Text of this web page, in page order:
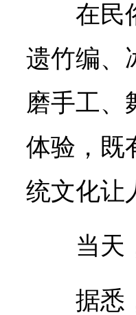
在民
遗竹编、
磨手工、
体验，既
统文化让
当天
据悉